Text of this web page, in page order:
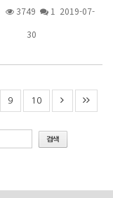
3749 1 2019-07-
30
9 10